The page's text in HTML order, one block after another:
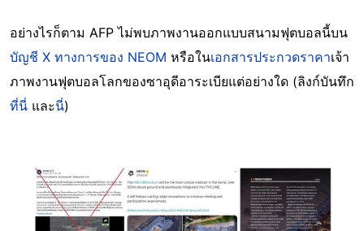
อย่างไรก็ตาม AFP ไม่พบภาพงานออกแบบสนามฟุตบอลนี้บน
บัญชี X ทางการของ NEOM หรือในเอกสารประกวดราคาเจ้า
ภาพงานฟุตบอลโลกของซาอุดีอาระเบียแต่อย่างใด (ลิงก์บันทึก
ที่นี่ และนี่)
Image